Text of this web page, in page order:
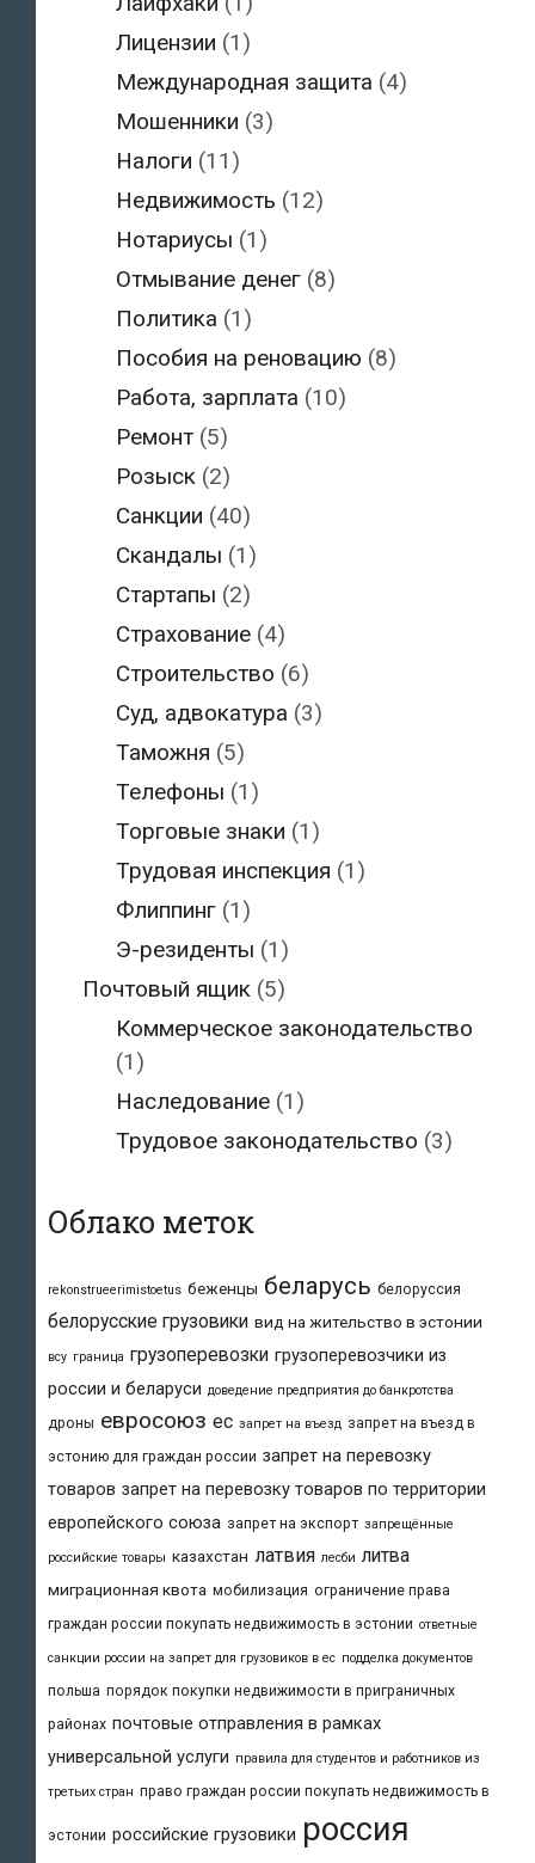
Лицензии (1)
Международная защита (4)
Мошенники (3)
Налоги (11)
Недвижимость (12)
Нотариусы (1)
Отмывание денег (8)
Политика (1)
Пособия на реновацию (8)
Работа, зарплата (10)
Ремонт (5)
Розыск (2)
Санкции (40)
Скандалы (1)
Стартапы (2)
Страхование (4)
Строительство (6)
Суд, адвокатура (3)
Таможня (5)
Телефоны (1)
Торговые знаки (1)
Трудовая инспекция (1)
Флиппинг (1)
Э-резиденты (1)
Почтовый ящик(5)
Коммерческое законодательство
(1)
Наследование (1)
Трудовое законодательство (3)
Облако меток
rekonstrueerimistoetus беженцы беларусь белоруссия
белорусские грузовики вид на жительство в эстонии
всу граница грузоперевозки грузоперевозчики из
россии и беларуси доведение предприятия до банкротства
дроны евросоюз ес запрет на въезд запрет на въезд в
эстонию для граждан россии запрет на перевозку
товаров запрет на перевозку товаров по территории
европейского союза запрет на экспорт запрещённые
российские товары казахстан латвия лесби литва
миграционная квота мобилизация ограничение права
граждан россии покупать недвижимость в эстонии ответные
санкции россии на запрет для грузовиков в ес подделка документов
польша порядок покупки недвижимости в приграничных
районах почтовые отправления в рамках
универсальной услуги правила для студентов и работников из
третьих стран право граждан россии покупать недвижимость в
эстонии российские грузовики россия